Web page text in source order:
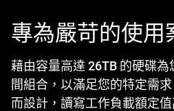
專為嚴苛的使用
藉由容量高達 26TB 的硬碟
間組合，以滿足您的特定需
而設計，讀寫工作負載額定值